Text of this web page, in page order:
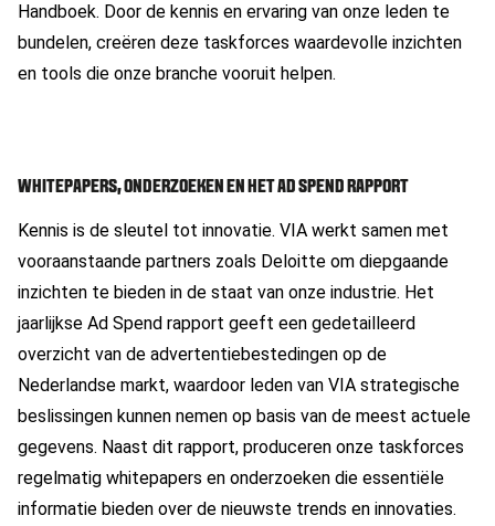
Handboek. Door de kennis en ervaring van onze leden te
bundelen, creëren deze taskforces waardevolle inzichten
en tools die onze branche vooruit helpen.
WHITEPAPERS, ONDERZOEKEN EN HET AD SPEND RAPPORT
Kennis is de sleutel tot innovatie. VIA werkt samen met
vooraanstaande partners zoals Deloitte om diepgaande
inzichten te bieden in de staat van onze industrie. Het
jaarlijkse Ad Spend rapport geeft een gedetailleerd
overzicht van de advertentiebestedingen op de
Nederlandse markt, waardoor leden van VIA strategische
beslissingen kunnen nemen op basis van de meest actuele
gegevens. Naast dit rapport, produceren onze taskforces
regelmatig whitepapers en onderzoeken die essentiële
informatie bieden over de nieuwste trends en innovaties.